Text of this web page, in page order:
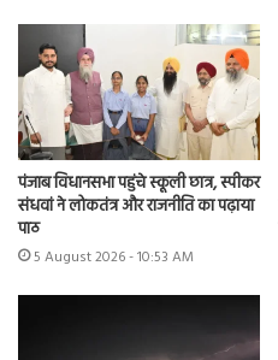
पंजाब विधानसभा पहुंचे स्कूली छात्र, स्पीकर
संधवां ने लोकतंत्र और राजनीति का पढ़ाया
पाठ
5 August 2026 - 10:53 AM